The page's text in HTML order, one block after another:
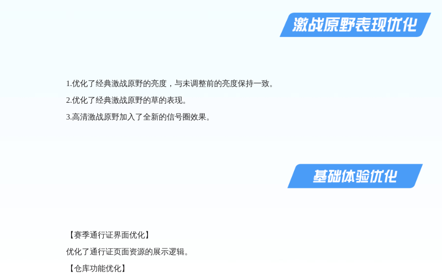
1.优化了经典激战原野的亮度，与未调整前的亮度保持一致。
2.优化了经典激战原野的草的表现。
3.高清激战原野加入了全新的信号圈效果。
【赛季通行证界面优化】
优化了通行证页面资源的展示逻辑。
【仓库功能优化】